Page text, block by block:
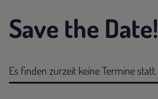
Save the Date!
Es finden zurzeit keine Termine statt.